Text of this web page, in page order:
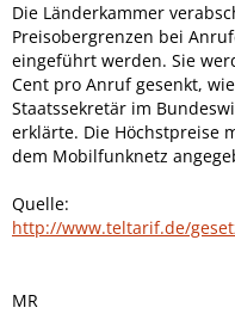
Die Länderkammer
Preisobergrenzen bei
eingeführt werden. Sie
Cent pro Anruf gesenkt,
Staatssekretär im
erklärte. Die Höchstpreise
dem Mobilfunknetz
Quelle:
http://www.teltarif.de/
MR